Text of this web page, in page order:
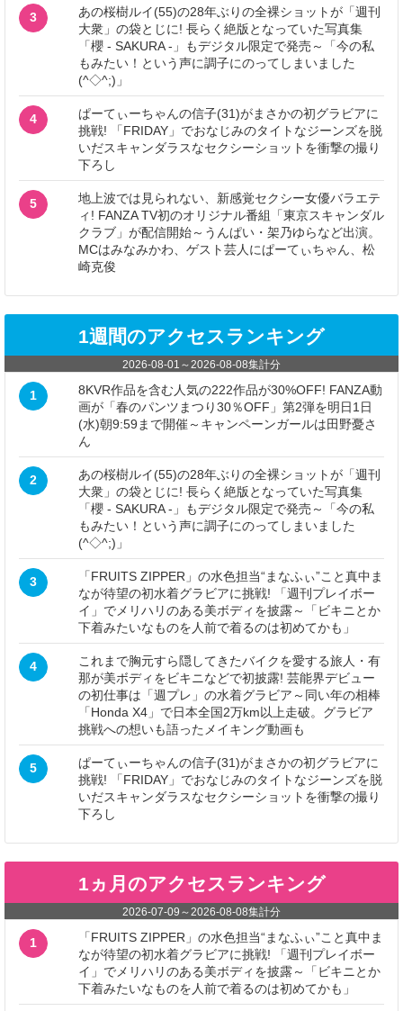
3
あの桜樹ルイ(55)の28年ぶりの全裸ショットが「週刊
大衆」の袋とじに! 長らく絶版となっていた写真集
「櫻 - SAKURA -」もデジタル限定で発売～「今の私
もみたい！という声に調子にのってしまいました
(^◇^;)」
4
ぱーてぃーちゃんの信子(31)がまさかの初グラビアに
挑戦! 「FRIDAY」でおなじみのタイトなジーンズを脱
いだスキャンダラスなセクシーショットを衝撃の撮り
下ろし
5
地上波では見られない、新感覚セクシー女優バラエテ
ィ! FANZA TV初のオリジナル番組「東京スキャンダル
クラブ」が配信開始～うんぱい・架乃ゆらなど出演。
MCはみなみかわ、ゲスト芸人にぱーてぃちゃん、松
崎克俊
1週間のアクセスランキング
2026-08-01 ～ 2026-08-08集計分
1
8KVR作品を含む人気の222作品が30%OFF! FANZA動
画が「春のパンツまつり30％OFF」第2弾を明日1日
(水)朝9:59まで開催～キャンペーンガールは田野憂さ
ん
2
あの桜樹ルイ(55)の28年ぶりの全裸ショットが「週刊
大衆」の袋とじに! 長らく絶版となっていた写真集
「櫻 - SAKURA -」もデジタル限定で発売～「今の私
もみたい！という声に調子にのってしまいました
(^◇^;)」
3
「FRUITS ZIPPER」の水色担当“まなふぃ”こと真中ま
なが待望の初水着グラビアに挑戦! 「週刊プレイボー
イ」でメリハリのある美ボディを披露～「ビキニとか
下着みたいなものを人前で着るのは初めてかも」
4
これまで胸元すら隠してきたバイクを愛する旅人・有
那が美ボディをビキニなどで初披露! 芸能界デビュー
の初仕事は「週プレ」の水着グラビア～同い年の相棒
「Honda X4」で日本全国2万km以上走破。グラビア
挑戦への想いも語ったメイキング動画も
5
ぱーてぃーちゃんの信子(31)がまさかの初グラビアに
挑戦! 「FRIDAY」でおなじみのタイトなジーンズを脱
いだスキャンダラスなセクシーショットを衝撃の撮り
下ろし
1ヵ月のアクセスランキング
2026-07-09 ～ 2026-08-08集計分
1
「FRUITS ZIPPER」の水色担当“まなふぃ”こと真中ま
なが待望の初水着グラビアに挑戦! 「週刊プレイボー
イ」でメリハリのある美ボディを披露～「ビキニとか
下着みたいなものを人前で着るのは初めてかも」